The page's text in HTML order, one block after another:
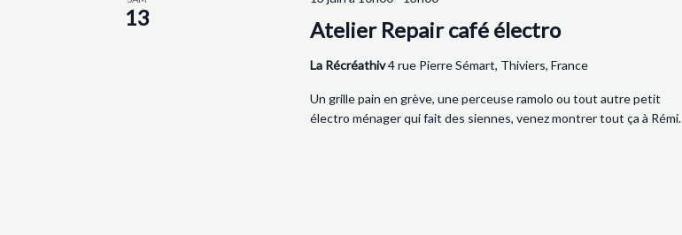
13 Atelier Repair café électro
La Récréathiv4 rue Pierre Sémart, Thiviers, France
Un grille pain en grève, une perceuse ramolo ou tout autre petit
électro ménager qui fait des siennes, venez montrer tout ça à Rémi.